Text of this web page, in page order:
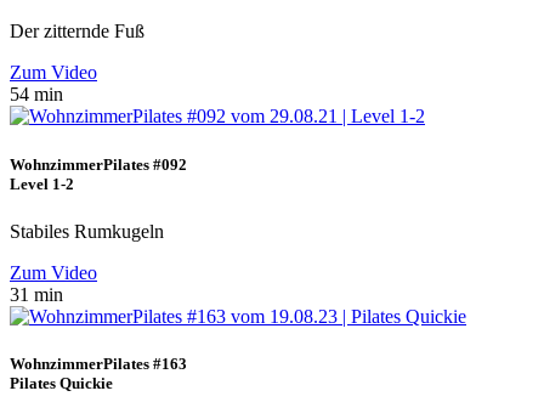
Der zitternde Fuß
Zum Video
54 min
WohnzimmerPilates #092
Level 1-2
Stabiles Rumkugeln
Zum Video
31 min
WohnzimmerPilates #163
Pilates Quickie